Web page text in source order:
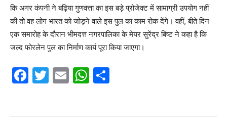
कि अगर कंपनी ने बढ़िया गुणवत्ता का इस बड़े प्रोजेक्ट में सामाग्री उपयोग नहीं
की तो वह लोग भारत को जोड़ने वाले इस पुल का काम रोक देंगे। वहीं, बीते दिन
एक समारोह के दौरान भीमदत्त नगरपालिका के मेयर सुरेंद्र बिष्ट ने कहा है कि
जल्द फोरलेन पुल का निर्माण कार्य पूरा किया जाएगा।
F
T
E
W